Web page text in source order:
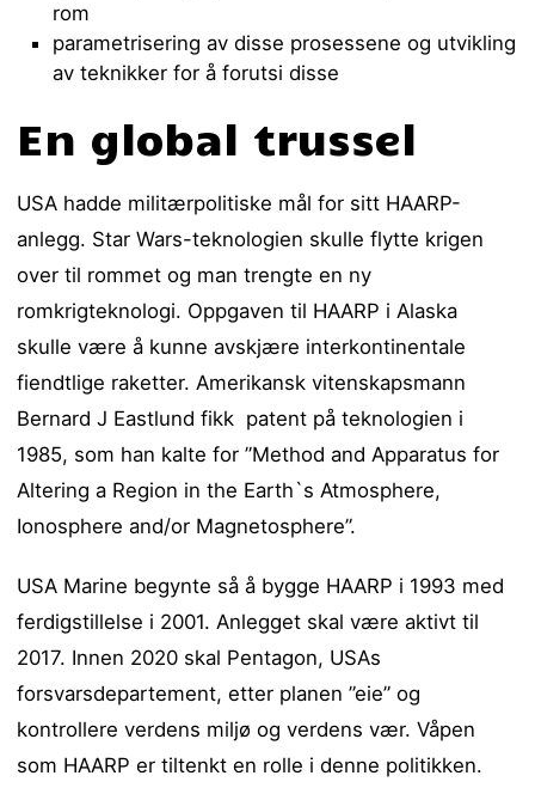
rom
parametrisering av disse prosessene og utvikling
av teknikker for å forutsi disse
En global trussel
USA hadde militærpolitiske mål for sitt HAARP-
anlegg. Star Wars-teknologien skulle flytte krigen
over til rommet og man trengte en ny
romkrigteknologi. Oppgaven til HAARP i Alaska
skulle være å kunne avskjære interkontinentale
fiendtlige raketter. Amerikansk vitenskapsmann
Bernard J Eastlund fikk patent på teknologien i
1985, som han kalte for ”Method and Apparatus for
Altering a Region in the Earth`s Atmosphere,
Ionosphere and/or Magnetosphere”.
USA Marine begynte så å bygge HAARP i 1993 med
ferdigstillelse i 2001. Anlegget skal være aktivt til
2017. Innen 2020 skal Pentagon, USAs
forsvarsdepartement, etter planen ”eie” og
kontrollere verdens miljø og verdens vær. Våpen
som HAARP er tiltenkt en rolle i denne politikken.